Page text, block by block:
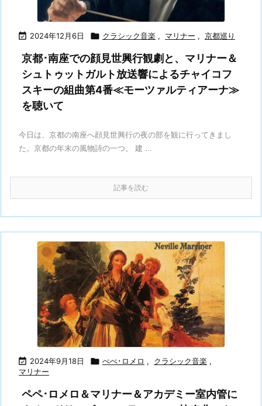
 2024年12月6日  クラシック音楽 , マリナー , 京都巡り
京都･南座での顔見世興行観劇と、マリナー＆
シュトゥットガルト放送響によるチャイコフ
スキーの組曲第4番≪モーツァルティアーナ≫
を聴いて
今日は、京都の南座へ顔見世興行の夜の部を観に行ってきまし
た。京都の年末の風物詩の一つ。 建 ...
記事を読む
 2024年9月18日  ぺぺ･ロメロ , クラシック音楽 ,
マリナー
ペペ･ロメロ＆マリナー＆アカデミー室内管に